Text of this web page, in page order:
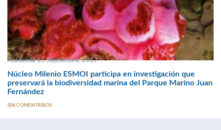
Academia 15 Septiembre, 2017
Núcleo Milenio ESMOI participa en investigación que
preservará la biodiversidad marina del Parque Marino Juan
Fernández
SIN COMENTARIOS